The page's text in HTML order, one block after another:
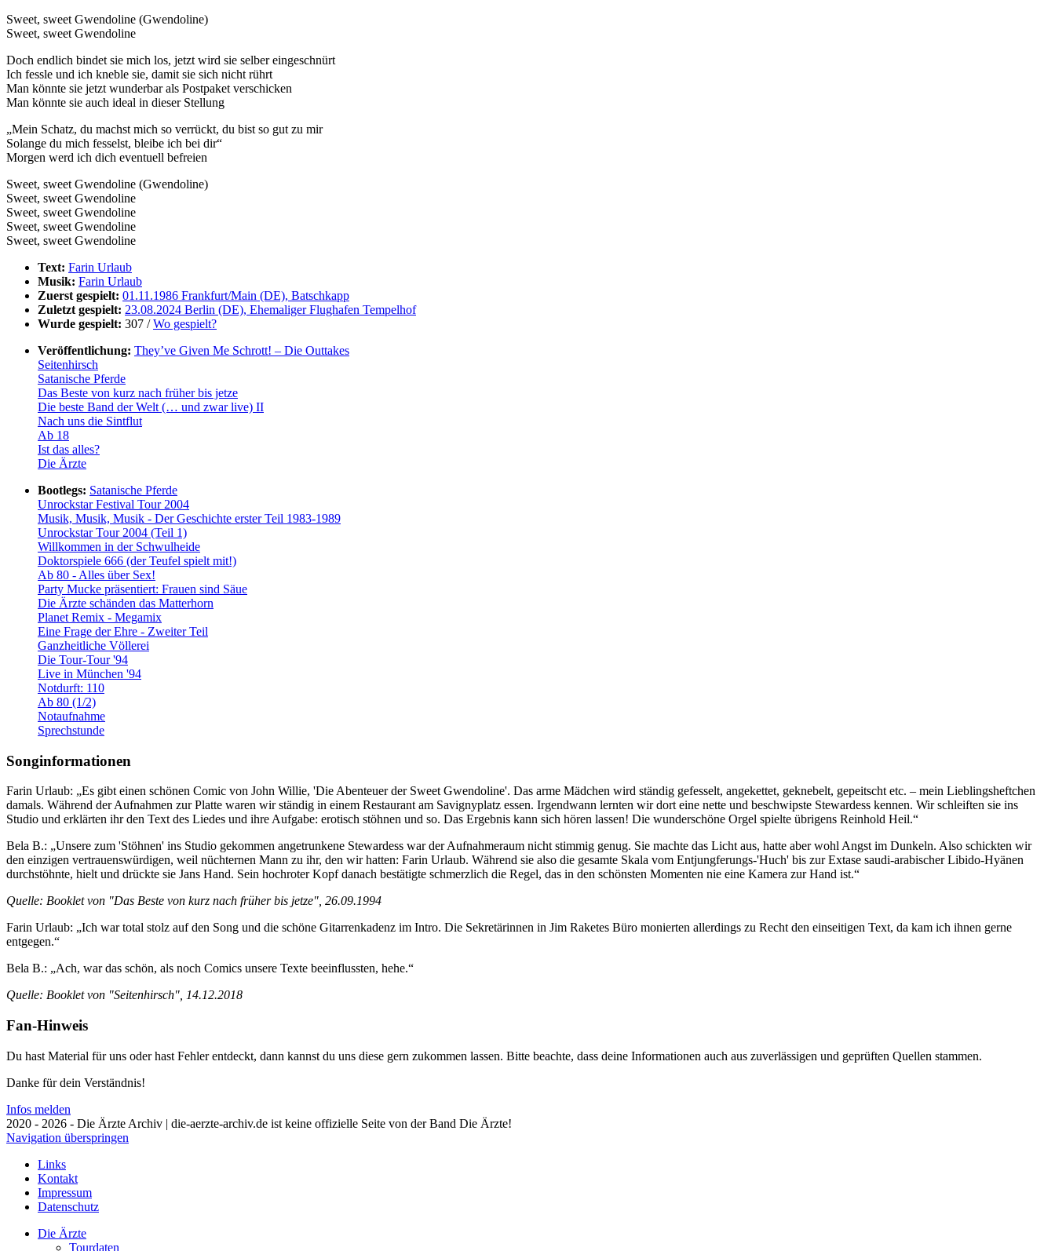
Sweet, sweet Gwendoline (Gwendoline)
Sweet, sweet Gwendoline
Doch endlich bindet sie mich los, jetzt wird sie selber eingeschnürt
Ich fessle und ich kneble sie, damit sie sich nicht rührt
Man könnte sie jetzt wunderbar als Postpaket verschicken
Man könnte sie auch ideal in dieser Stellung
„Mein Schatz, du machst mich so verrückt, du bist so gut zu mir
Solange du mich fesselst, bleibe ich bei dir“
Morgen werd ich dich eventuell befreien
Sweet, sweet Gwendoline (Gwendoline)
Sweet, sweet Gwendoline
Sweet, sweet Gwendoline
Sweet, sweet Gwendoline
Sweet, sweet Gwendoline
Text: Farin Urlaub
Musik: Farin Urlaub
Zuerst gespielt: 01.11.1986 Frankfurt/Main (DE), Batschkapp
Zuletzt gespielt: 23.08.2024 Berlin (DE), Ehemaliger Flughafen Tempelhof
Wurde gespielt: 307 /Wo gespielt?
Veröffentlichung: They’ve Given Me Schrott! – Die Outtakes
Seitenhirsch
Satanische Pferde
Das Beste von kurz nach früher bis jetze
Die beste Band der Welt (… und zwar live) II
Nach uns die Sintflut
Ab 18
Ist das alles?
Die Ärzte
Bootlegs: Satanische Pferde
Unrockstar Festival Tour 2004
Musik, Musik, Musik - Der Geschichte erster Teil 1983-1989
Unrockstar Tour 2004 (Teil 1)
Willkommen in der Schwulheide
Doktorspiele 666 (der Teufel spielt mit!)
Ab 80 - Alles über Sex!
Party Mucke präsentiert: Frauen sind Säue
Die Ärzte schänden das Matterhorn
Planet Remix - Megamix
Eine Frage der Ehre - Zweiter Teil
Ganzheitliche Völlerei
Die Tour-Tour '94
Live in München '94
Notdurft: 110
Ab 80 (1/2)
Notaufnahme
Sprechstunde
Songinformationen
Farin Urlaub: „Es gibt einen schönen Comic von John Willie, 'Die Abenteuer der Sweet Gwendoline'. Das arme Mädchen wird ständig gefesselt, angekettet, geknebelt, gepeitscht etc. – mein Lieblingsheftchen
damals. Während der Aufnahmen zur Platte waren wir ständig in einem Restaurant am Savignyplatz essen. Irgendwann lernten wir dort eine nette und beschwipste Stewardess kennen. Wir schleiften sie ins
Studio und erklärten ihr den Text des Liedes und ihre Aufgabe: erotisch stöhnen und so. Das Ergebnis kann sich hören lassen! Die wunderschöne Orgel spielte übrigens Reinhold Heil.“
Bela B.: „Unsere zum 'Stöhnen' ins Studio gekommen angetrunkene Stewardess war der Aufnahmeraum nicht stimmig genug. Sie machte das Licht aus, hatte aber wohl Angst im Dunkeln. Also schickten wir
den einzigen vertrauenswürdigen, weil nüchternen Mann zu ihr, den wir hatten: Farin Urlaub. Während sie also die gesamte Skala vom Entjungferungs-'Huch' bis zur Extase saudi-arabischer Libido-Hyänen
durchstöhnte, hielt und drückte sie Jans Hand. Sein hochroter Kopf danach bestätigte schmerzlich die Regel, das in den schönsten Momenten nie eine Kamera zur Hand ist.“
Quelle: Booklet von "Das Beste von kurz nach früher bis jetze", 26.09.1994
Farin Urlaub: „Ich war total stolz auf den Song und die schöne Gitarrenkadenz im Intro. Die Sekretärinnen in Jim Raketes Büro monierten allerdings zu Recht den einseitigen Text, da kam ich ihnen gerne
entgegen.“
Bela B.: „Ach, war das schön, als noch Comics unsere Texte beeinflussten, hehe.“
Quelle: Booklet von "Seitenhirsch", 14.12.2018
Fan-Hinweis
Du hast Material für uns oder hast Fehler entdeckt, dann kannst du uns diese gern zukommen lassen. Bitte beachte, dass deine Informationen auch aus zuverlässigen und geprüften Quellen stammen.
Danke für dein Verständnis!
Infos melden
2020 - 2026 - Die Ärzte Archiv | die-aerzte-archiv.de ist keine offizielle Seite von der Band Die Ärzte!
Navigation überspringen
Links
Kontakt
Impressum
Datenschutz
Die Ärzte
Tourdaten